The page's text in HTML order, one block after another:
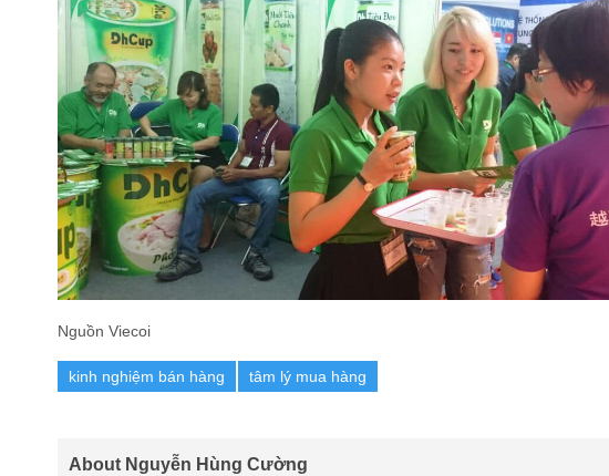
Nguồn Viecoi
kinh nghiệm bán hàng tâm lý mua hàng
About Nguyễn Hùng Cường